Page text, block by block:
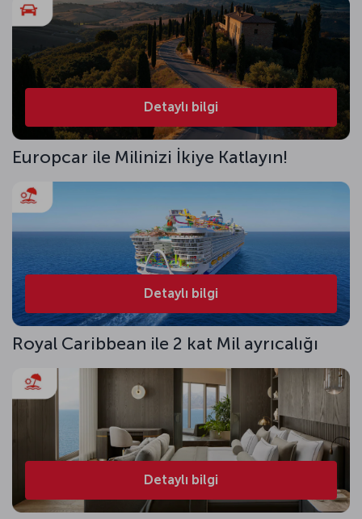
Detaylı bilgi
Europcar ile Milinizi İkiye Katlayın!
Detaylı bilgi
Royal Caribbean ile 2 kat Mil ayrıcalığı
Detaylı bilgi